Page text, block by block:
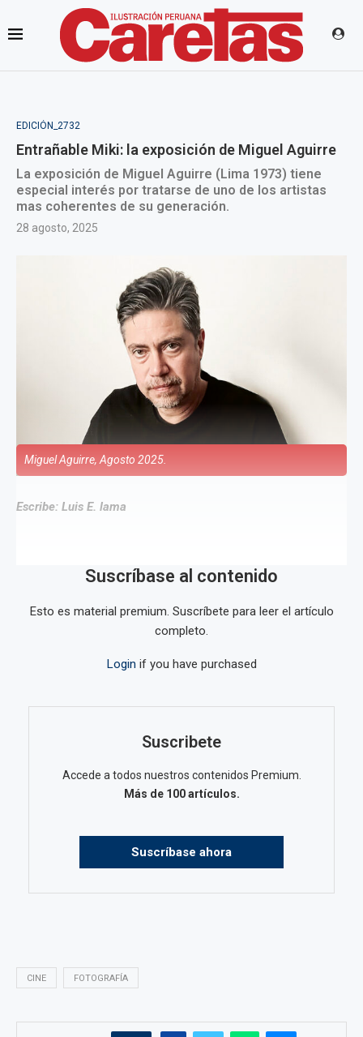
EDICIÓN_2732
Entrañable Miki: la exposición de Miguel Aguirre
La exposición de Miguel Aguirre (Lima 1973) tiene
especial interés por tratarse de uno de los artistas
mas coherentes de su generación.
28 agosto, 2025
Miguel Aguirre, Agosto 2025.
Escribe: Luis E. lama
Suscríbase al contenido
Esto es material premium. Suscríbete para leer el artículo
completo.
Login if you have purchased
Suscribete
Accede a todos nuestros contenidos Premium.
Más de 100 artículos.
Suscríbase ahora
CINE FOTOGRAFÍA